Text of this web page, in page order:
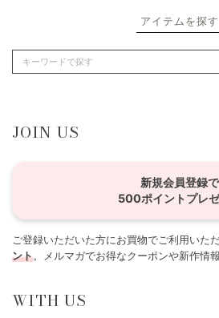
アイテムを探す
JOIN US
新規会員登録で
500ポイントプレ
ご登録いただいた方にお買物でご利用いた
ント。メルマガでお得なクーポンや新作情
WITH US